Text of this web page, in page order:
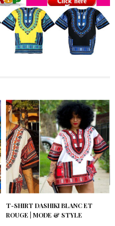
T-SHIRT DASHIKI BLANC ET
ROUGE | MODE & STYLE